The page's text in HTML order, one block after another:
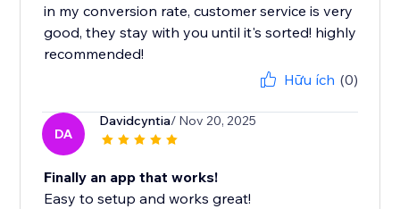
in my conversion rate, customer service is very
good, they stay with you until it's sorted! highly
recommended!
Hữu ích (0)
DA
Davidcyntia/ Nov 20, 2025
Finally an app that works!
Easy to setup and works great!